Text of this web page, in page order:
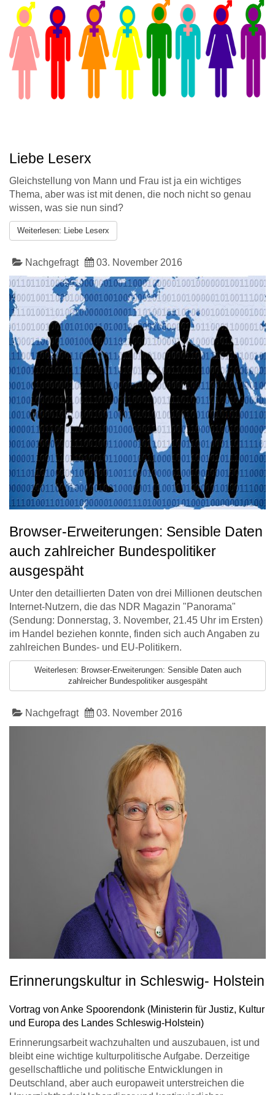
Liebe Leserx
Gleichstellung von Mann und Frau ist ja ein wichtiges
Thema, aber was ist mit denen, die noch nicht so genau
wissen, was sie nun sind?
Weiterlesen: Liebe Leserx
Nachgefragt 03. November 2016
Browser-Erweiterungen: Sensible Daten
auch zahlreicher Bundespolitiker
ausgespäht
Unter den detaillierten Daten von drei Millionen deutschen
Internet-Nutzern, die das NDR Magazin "Panorama"
(Sendung: Donnerstag, 3. November, 21.45 Uhr im Ersten)
im Handel beziehen konnte, finden sich auch Angaben zu
zahlreichen Bundes- und EU-Politikern.
Weiterlesen: Browser-Erweiterungen: Sensible Daten auch
zahlreicher Bundespolitiker ausgespäht
Nachgefragt 03. November 2016
Erinnerungskultur in Schleswig- Holstein
Vortrag von Anke Spoorendonk (Ministerin für Justiz, Kultur
und Europa des Landes Schleswig-Holstein)
Erinnerungsarbeit wachzuhalten und auszubauen, ist und
bleibt eine wichtige kulturpolitische Aufgabe. Derzeitige
gesellschaftliche und politische Entwicklungen in
Deutschland, aber auch europaweit unterstreichen die